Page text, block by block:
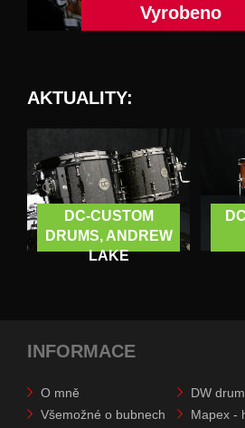
Vyrobeno
AKTUALITY:
DC-CUSTOM
DRUMS, ANDREW
LAKE
INFORMACE
O mně
Všemožné o bubnech
DW
Mapex -